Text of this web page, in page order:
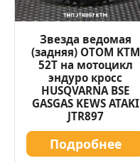
Звезда ведомая
(задняя) OTOM KTM
52Т на мотоцикл
эндуро кросс
HUSQVARNA BSE
GASGAS KEWS ATAKI
JTR897
Подробнее